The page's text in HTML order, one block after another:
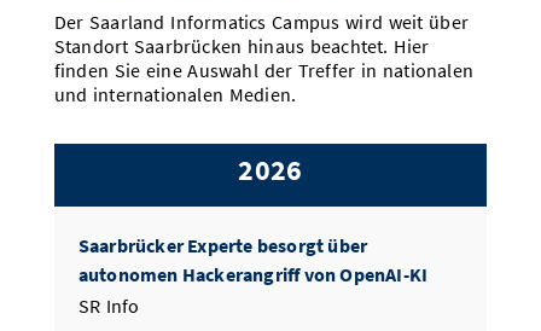
DFG Emmy Noether-Förderung
Prof. Dr. Michael Hahn
Prof. Dr. Sven Apel
ACM Fellowship
Prof. Dr. Derek Dreyer
Der Saarland Informatics Campus wird weit über
Standort Saarbrücken hinaus beachtet. Hier
finden Sie eine Auswahl der Treffer in nationalen
und internationalen Medien.
2026
Saarbrücker Experte besorgt über
autonomen Hackerangriff von OpenAI-KI
SR Info